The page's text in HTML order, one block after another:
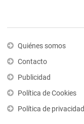
Quiénes somos
Contacto
Publicidad
Política de Cookies
Política de privacidad